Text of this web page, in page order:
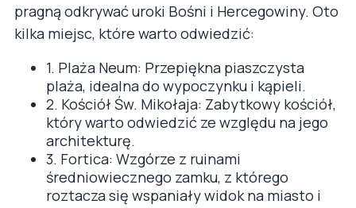
pragną odkrywać uroki Bośni i Hercegowiny. Oto
kilka miejsc, które warto odwiedzić:
1. Plaża Neum: Przepiękna piaszczysta
plaża, idealna do wypoczynku i kąpieli.
2. Kościół Św. Mikołaja: Zabytkowy kościół,
który warto odwiedzić ze względu na jego
architekturę.
3. Fortica: Wzgórze z ruinami
średniowiecznego zamku, z którego
roztacza się wspaniały widok na miasto i